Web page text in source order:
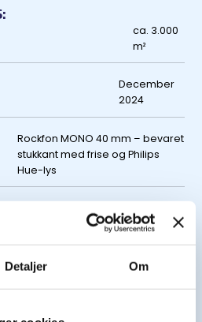
Detaljer Om
ca. 3.000
m²
December
2024
Rockfon MONO 40 mm – bevaret
stukkant med frise og Philips
Hue-lys
arkitekter
Erhverv